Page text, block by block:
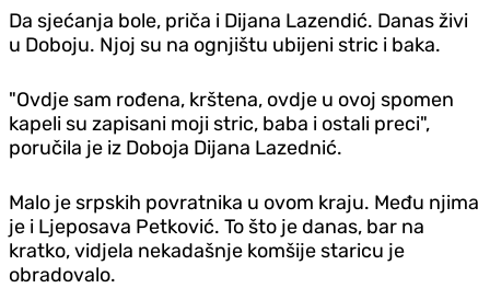
Da sjećanja bole, priča i Dijana Lazendić. Danas živi
u Doboju. Njoj su na ognjištu ubijeni stric i baka.
"Ovdje sam rođena, krštena, ovdje u ovoj spomen
kapeli su zapisani moji stric, baba i ostali preci",
poručila je iz Doboja Dijana Lazednić.
Malo je srpskih povratnika u ovom kraju. Među njima
je i Ljeposava Petković. To što je danas, bar na
kratko, vidjela nekadašnje komšije staricu je
obradovalo.